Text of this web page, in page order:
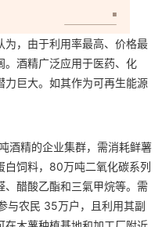
为，由于利用率最高、价格最
。酒精广泛应用于医药、化
力巨大。如其作为可再生能源
酒精的企业集群，需消耗鲜薯
饲料，80万吨二氧化碳系列
醋酸乙酯和三氣甲烷等。需
与农民 35万户，且利用其副